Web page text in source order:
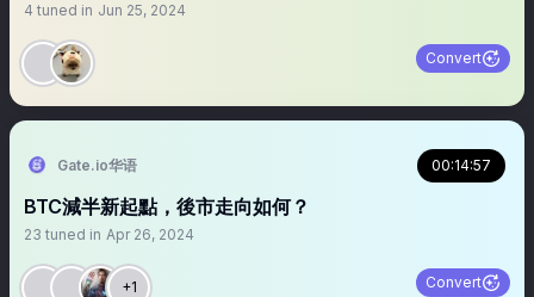
4 tuned in Jun 25, 2024
Convert
Gate.io华语 00:14:57
BTC減半新起點，後市走向如何？
23 tuned in Apr 26, 2024
+1 Convert